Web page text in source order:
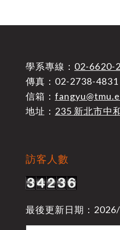
學系專線： 02-6620-
傳真：02-2738-4831
信箱：
地址： 235 新北市中
訪客人數
最後更新日期：